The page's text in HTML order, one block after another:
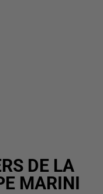
DE LA
MARINI